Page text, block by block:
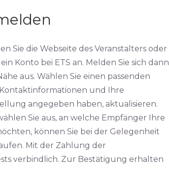
Sie die Webseite des Veranstalters oder
Konto bei ETS an. Melden Sie sich dann
aus. Wählen Sie einen passenden
und Ihre
angegeben haben, aktualisieren.
Sie aus, an welche Empfänger Ihre
können Sie bei der Gelegenheit
Mit der Zahlung der
verbindlich. Zur Bestätigung erhalten